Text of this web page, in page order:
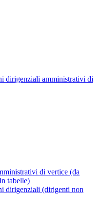
dirigenziali amministrativi di
di vertice (da
tabelle)
dirigenziali (dirigenti non